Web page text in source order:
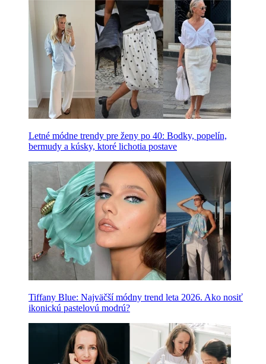
Letné módne trendy pre ženy po 40: Bodky, popelín,
bermudy a kúsky, ktoré lichotia postave
Tiffany Blue: Najväčší módny trend leta 2026. Ako nosiť
ikonickú pastelovú modrú?